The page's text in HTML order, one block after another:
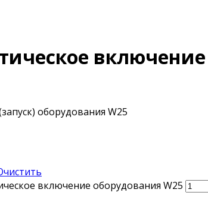
включение
оборудования W25
включение оборудования W25